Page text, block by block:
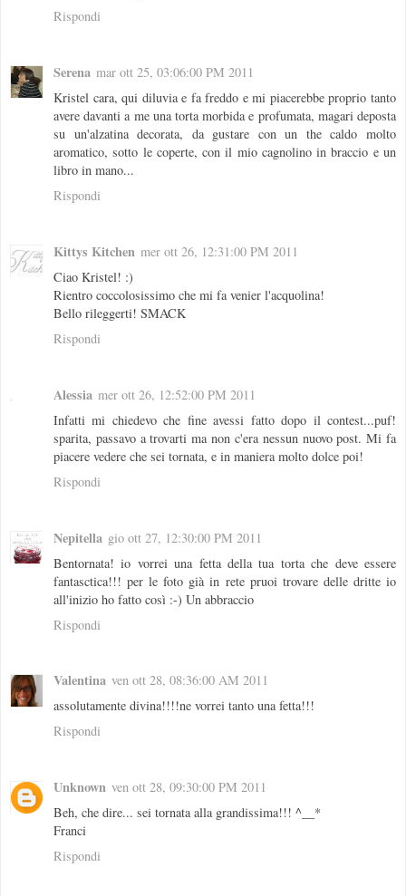
Rispondi
Serena mar ott 25, 03:06:00 PM 2011
Kristel cara, qui diluvia e fa freddo e mi piacerebbe proprio tanto
avere davanti a me una torta morbida e profumata, magari deposta
su un'alzatina decorata, da gustare con un the caldo molto
aromatico, sotto le coperte, con il mio cagnolino in braccio e un
libro in mano...
Rispondi
Kittys Kitchen mer ott 26, 12:31:00 PM 2011
Ciao Kristel! :)
Rientro coccolosissimo che mi fa venier l'acquolina!
Bello rileggerti! SMACK
Rispondi
Alessia mer ott 26, 12:52:00 PM 2011
Infatti mi chiedevo che fine avessi fatto dopo il contest...puf!
sparita, passavo a trovarti ma non c'era nessun nuovo post. Mi fa
piacere vedere che sei tornata, e in maniera molto dolce poi!
Rispondi
Nepitella gio ott 27, 12:30:00 PM 2011
Bentornata! io vorrei una fetta della tua torta che deve essere
fantasctica!!! per le foto già in rete pruoi trovare delle dritte io
all'inizio ho fatto così :-) Un abbraccio
Rispondi
Valentina ven ott 28, 08:36:00 AM 2011
assolutamente divina!!!!ne vorrei tanto una fetta!!!
Rispondi
Unknown ven ott 28, 09:30:00 PM 2011
Beh, che dire... sei tornata alla grandissima!!! ^__*
Franci
Rispondi